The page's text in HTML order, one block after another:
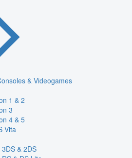
& Videogames
1 & 2
3
4 & 5
Vita
& 2DS